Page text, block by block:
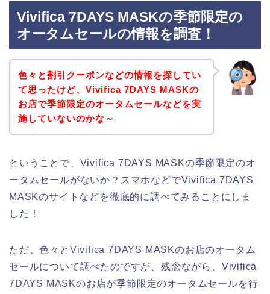
Vivifica 7DAYS MASKの季節限定の
オータムセールの情報を調査！
色々と割引クーポンなどの情報を探してい
て思ったけど、Vivifica 7DAYS MASKの
お店で季節限定のオータムセールなどを実
施していないのかな～
ということで、Vivifica 7DAYS MASKの季節限定のオ
ータムセールがないか？スマホなどでVivifica 7DAYS
MASKのサイトなどを徹底的に調べてみることにしま
した！
ただ、色々とVivifica 7DAYS MASKのお店のオータム
セールについて調べたのですが、残念ながら、Vivifica
7DAYS MASKのお店が季節限定のオータムセールを行